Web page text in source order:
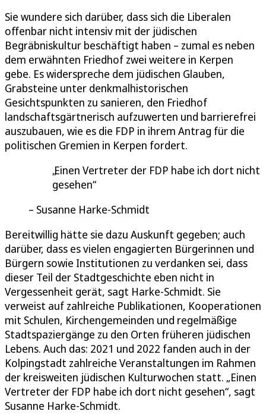
Sie wundere sich darüber, dass sich die Liberalen
offenbar nicht intensiv mit der jüdischen
Begräbniskultur beschäftigt haben – zumal es neben
dem erwähnten Friedhof zwei weitere in Kerpen
gebe. Es widerspreche dem jüdischen Glauben,
Grabsteine unter denkmalhistorischen
Gesichtspunkten zu sanieren, den Friedhof
landschaftsgärtnerisch aufzuwerten und barrierefrei
auszubauen, wie es die FDP in ihrem Antrag für die
politischen Gremien in Kerpen fordert.
Einen Vertreter der FDP habe ich dort nicht
gesehen
Susanne Harke-Schmidt
Bereitwillig hätte sie dazu Auskunft gegeben; auch
darüber, dass es vielen engagierten Bürgerinnen und
Bürgern sowie Institutionen zu verdanken sei, dass
dieser Teil der Stadtgeschichte eben nicht in
Vergessenheit gerät, sagt Harke-Schmidt. Sie
verweist auf zahlreiche Publikationen, Kooperationen
mit Schulen, Kirchengemeinden und regelmäßige
Stadtspaziergänge zu den Orten früheren jüdischen
Lebens. Auch das: 2021 und 2022 fanden auch in der
Kolpingstadt zahlreiche Veranstaltungen im Rahmen
der kreisweiten jüdischen Kulturwochen statt. „Einen
Vertreter der FDP habe ich dort nicht gesehen“, sagt
Susanne Harke-Schmidt.